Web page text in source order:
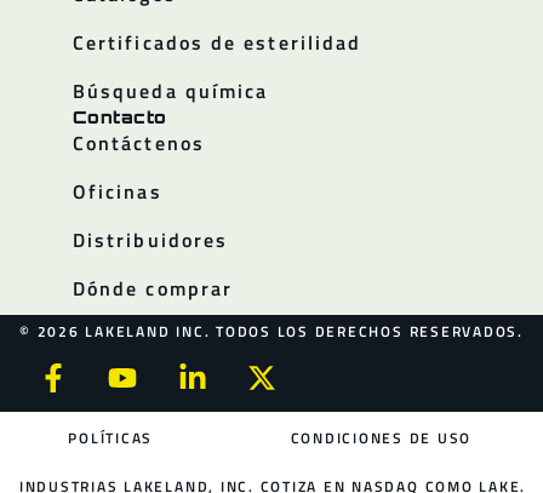
Certificados de esterilidad
Búsqueda química
Contacto
Contáctenos
Oficinas
Distribuidores
Dónde comprar
© 2026 LAKELAND INC. TODOS LOS DERECHOS RESERVADOS.
POLÍTICAS CONDICIONES DE USO
INDUSTRIAS LAKELAND, INC. COTIZA EN NASDAQ COMO LAKE.